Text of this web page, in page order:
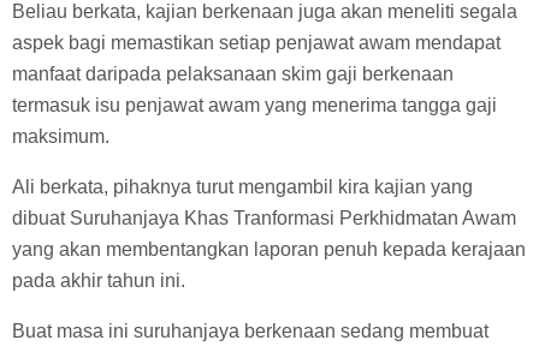
Beliau berkata, kajian berkenaan juga akan meneliti segala
aspek bagi memastikan setiap penjawat awam mendapat
manfaat daripada pelaksanaan skim gaji berkenaan
termasuk isu penjawat awam yang menerima tangga gaji
maksimum.
Ali berkata, pihaknya turut mengambil kira kajian yang
dibuat Suruhanjaya Khas Tranformasi Perkhidmatan Awam
yang akan membentangkan laporan penuh kepada kerajaan
pada akhir tahun ini.
Buat masa ini suruhanjaya berkenaan sedang membuat